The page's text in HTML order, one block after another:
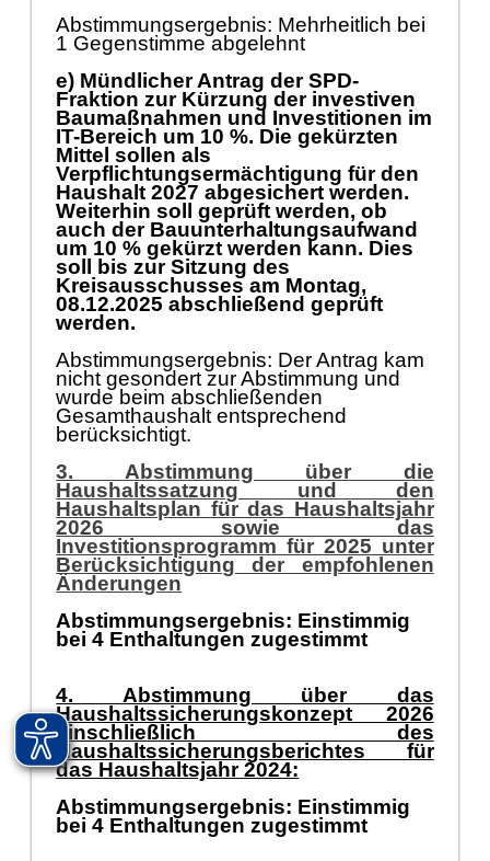
Abstimmungsergebnis: Mehrheitlich bei
1 Gegenstimme abgelehnt
e) Mündlicher Antrag der SPD-
Fraktion zur Kürzung der investiven
Baumaßnahmen und Investitionen im
IT-Bereich um 10 %. Die gekürzten
Mittel sollen als
Verpflichtungsermächtigung für den
Haushalt 2027 abgesichert werden.
Weiterhin soll geprüft werden, ob
auch der Bauunterhaltungsaufwand
um 10 % gekürzt werden kann. Dies
soll bis zur Sitzung des
Kreisausschusses am Montag,
08.12.2025 abschließend geprüft
werden.
Abstimmungsergebnis: Der Antrag kam
nicht gesondert zur Abstimmung und
wurde beim abschließenden
Gesamthaushalt entsprechend
berücksichtigt.
3. Abstimmung über die
Haushaltssatzung und den
Haushaltsplan für das Haushaltsjahr
2026 sowie das
Investitionsprogramm für 2025 unter
Berücksichtigung der empfohlenen
Änderungen
Abstimmungsergebnis: Einstimmig
bei 4 Enthaltungen zugestimmt
4. Abstimmung über das
Haushaltssicherungskonzept 2026
einschließlich des
Haushaltssicherungsberichtes für
das Haushaltsjahr 2024:
Abstimmungsergebnis: Einstimmig
bei 4 Enthaltungen zugestimmt